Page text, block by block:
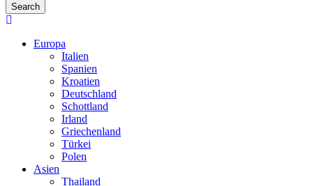
Search
Europa
Italien
Spanien
Kroatien
Deutschland
Schottland
Irland
Griechenland
Türkei
Polen
Asien
Thailand